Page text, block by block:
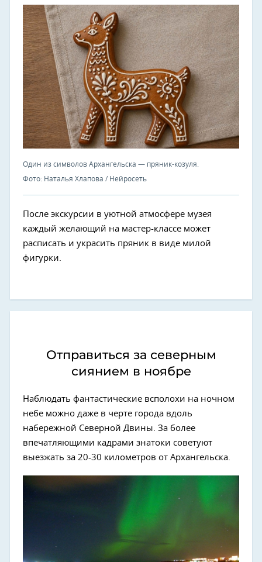
Один из символов Архангельска — пряник-козуля.
Фото: Наталья Хлапова / Нейросеть
После экскурсии в уютной атмосфере музея
каждый желающий на мастер-классе может
расписать и украсить пряник в виде милой
фигурки.
Отправиться за северным
сиянием в ноябре
Наблюдать фантастические всполохи на ночном
небе можно даже в черте города вдоль
набережной Северной Двины. За более
впечатляющими кадрами знатоки советуют
выезжать за 20-30 километров от Архангельска.